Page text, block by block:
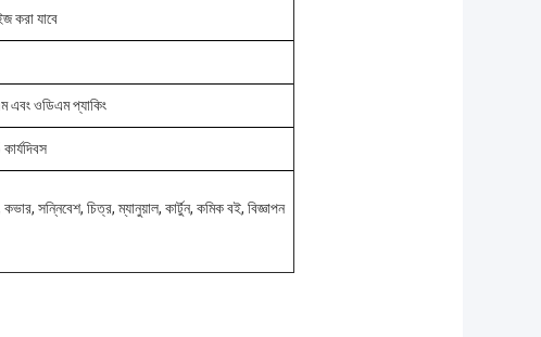
করা যাবে
এবং ওডিএম প্যাকিং
কভার, সন্নিবেশ, চিত্র, ম্যানুয়াল, কার্টুন, কমিক বই, বিজ্ঞাপন